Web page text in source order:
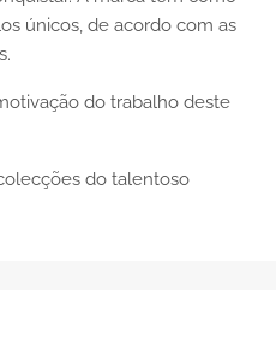
únicos, de acordo com as
do trabalho deste
do talentoso